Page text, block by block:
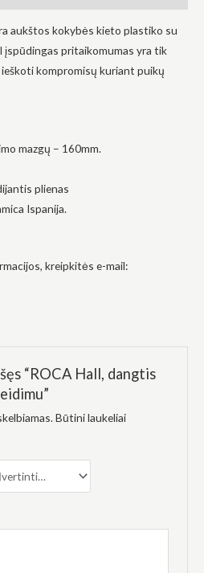
aukštos kokybės kieto plastiko su
įspūdingas pritaikomumas yra tik
kompromisų kuriant puikų
mazgų – 160mm.
plienas
Ispanija.
kreipkitės e-mail:
“ROCA Hall, dangtis
Būtini laukeliai